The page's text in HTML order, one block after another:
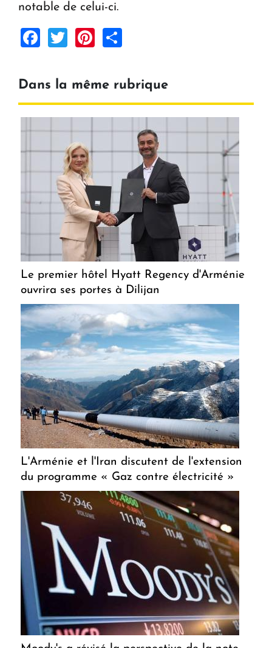
notable de celui-ci.
Facebook
TwitterPinterest
Dans la même rubrique
Le premier hôtel Hyatt Regency d'Arménie
ouvrira ses portes à Dilijan
L'Arménie et l'Iran discutent de l'extension
du programme « Gaz contre électricité »